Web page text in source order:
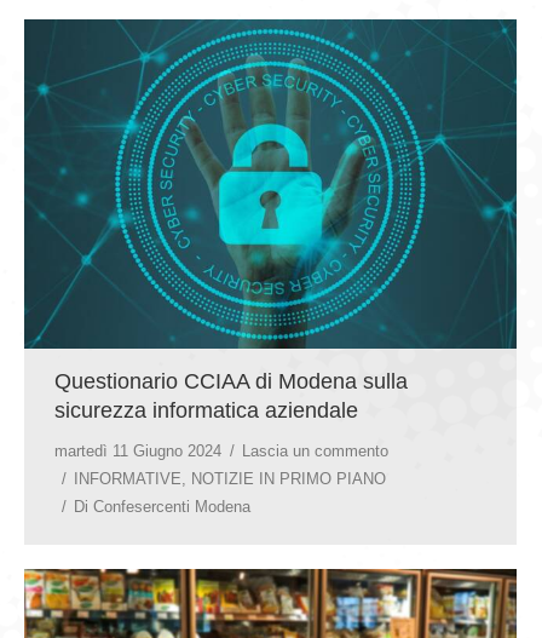
CATEGORIE SINDACALI
SERVIZI
GIOVEDÌ GASTRONOMICI
COMUNICATI E NEWS
CONTATTI
Questionario CCIAA di Modena sulla
sicurezza informatica aziendale
martedì 11 Giugno 2024
Lascia un commento
INFORMATIVE
NOTIZIE IN PRIMO PIANO
Di Confesercenti Modena